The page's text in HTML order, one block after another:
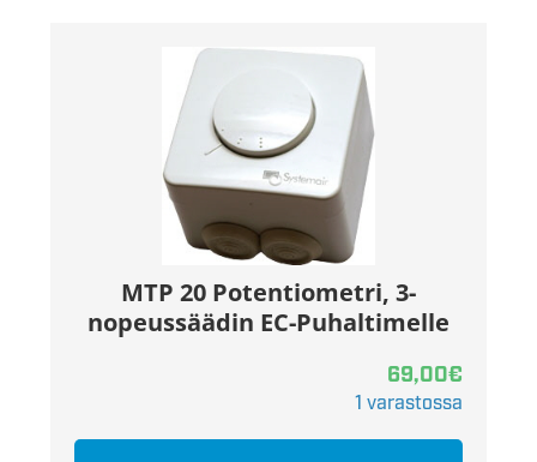
MTP 20 Potentiometri, 3-
nopeussäädin EC-Puhaltimelle
69,00€
1 varastossa